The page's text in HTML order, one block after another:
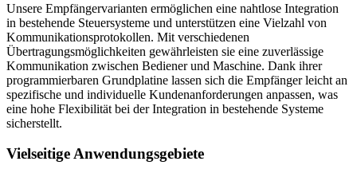
Unsere Empfängervarianten ermöglichen eine nahtlose Integration
in bestehende Steuersysteme und unterstützen eine Vielzahl von
Kommunikationsprotokollen. Mit verschiedenen
Übertragungsmöglichkeiten gewährleisten sie eine zuverlässige
Kommunikation zwischen Bediener und Maschine. Dank ihrer
programmierbaren Grundplatine lassen sich die Empfänger leicht an
spezifische und individuelle Kundenanforderungen anpassen, was
eine hohe Flexibilität bei der Integration in bestehende Systeme
sicherstellt.
Vielseitige Anwendungsgebiete